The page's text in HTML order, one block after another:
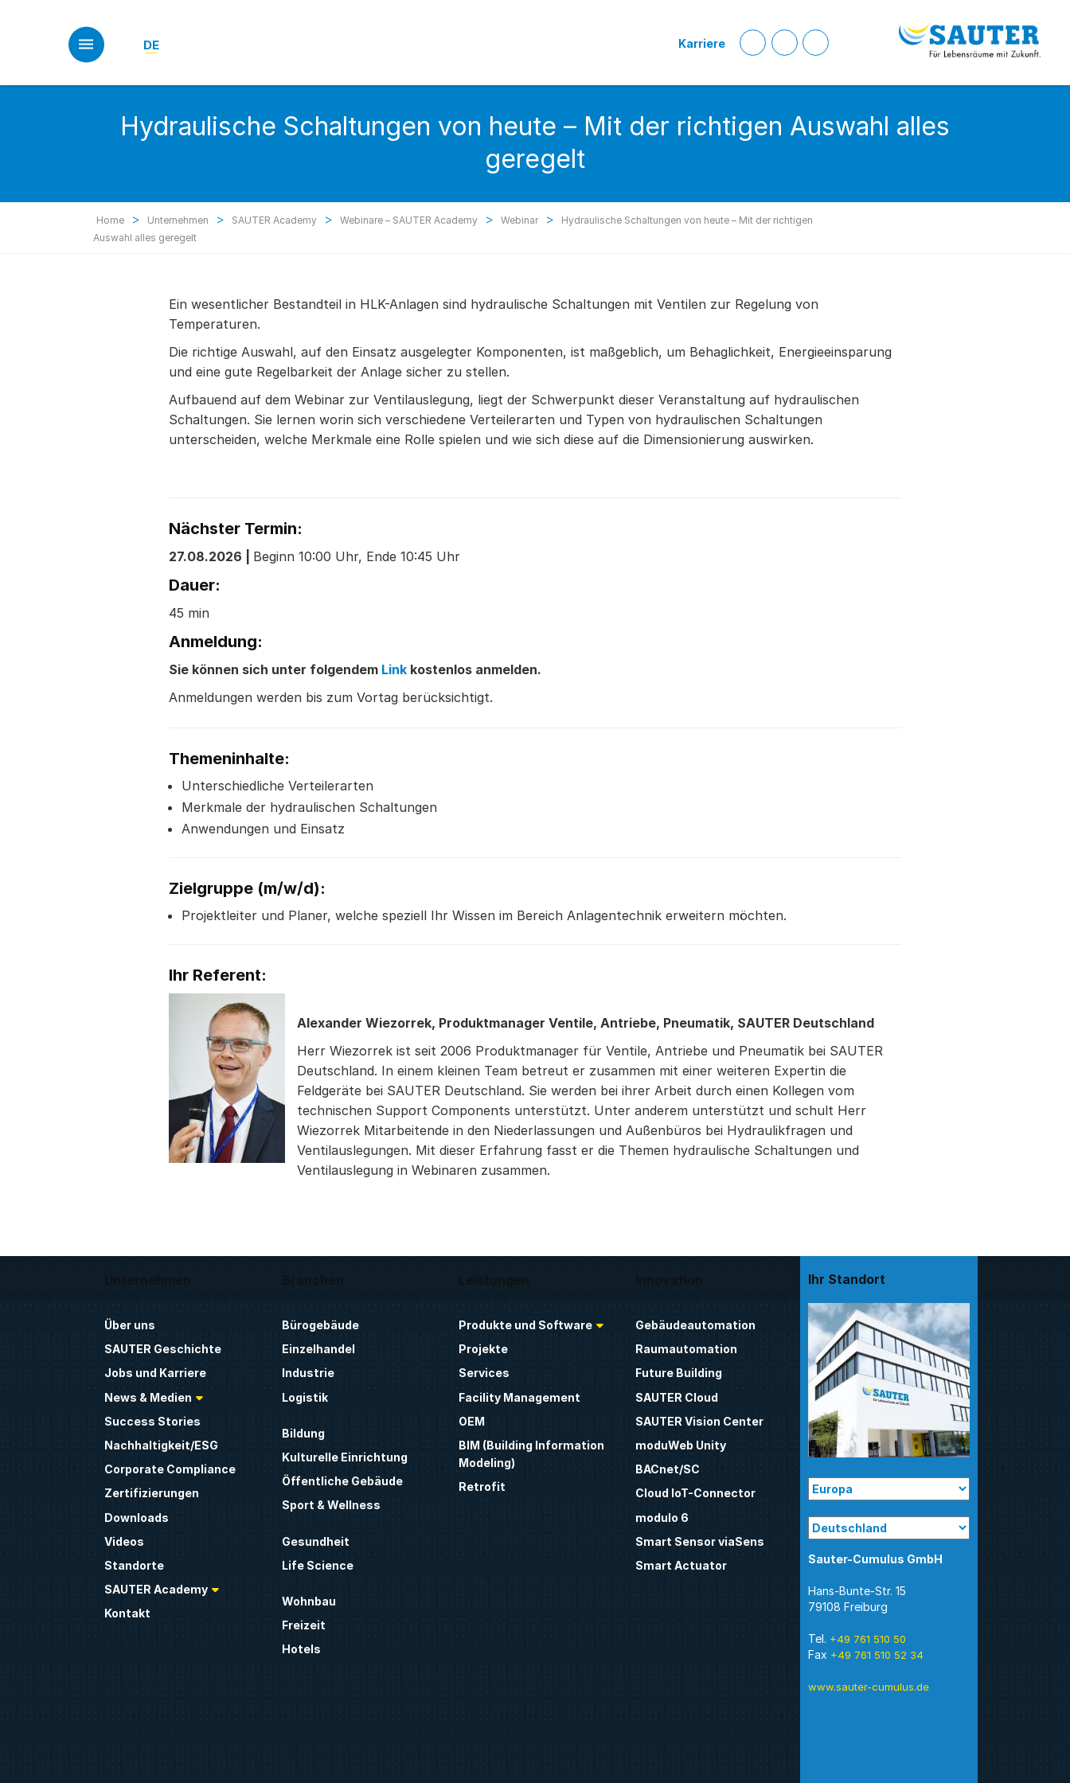
DE Karriere
Hydraulische Schaltungen von heute – Mit der richtigen Auswahl alles
geregelt
Home > Unternehmen > SAUTER Academy > Webinare – SAUTER Academy > Webinar >
Hydraulische Schaltungen von heute – Mit der richtigen
Auswahl alles geregelt
Ein wesentlicher Bestandteil in HLK-Anlagen sind hydraulische Schaltungen mit Ventilen zur Regelung von
Temperaturen.
Die richtige Auswahl, auf den Einsatz ausgelegter Komponenten, ist maßgeblich, um Behaglichkeit, Energieeinsparung
und eine gute Regelbarkeit der Anlage sicher zu stellen.
Aufbauend auf dem Webinar zur Ventilauslegung, liegt der Schwerpunkt dieser Veranstaltung auf hydraulischen
Schaltungen. Sie lernen worin sich verschiedene Verteilerarten und Typen von hydraulischen Schaltungen
unterscheiden, welche Merkmale eine Rolle spielen und wie sich diese auf die Dimensionierung auswirken.
Nächster Termin:
27.08.2026 | Beginn 10:00 Uhr, Ende 10:45 Uhr
Dauer:
45 min
Anmeldung:
Sie können sich unter folgendem Link kostenlos anmelden.
Anmeldungen werden bis zum Vortag berücksichtigt.
Themeninhalte:
Unterschiedliche Verteilerarten
Merkmale der hydraulischen Schaltungen
Anwendungen und Einsatz
Zielgruppe (m/w/d):
Projektleiter und Planer, welche speziell Ihr Wissen im Bereich Anlagentechnik erweitern möchten.
Ihr Referent:
Alexander Wiezorrek, Produktmanager Ventile, Antriebe, Pneumatik, SAUTER Deutschland
Herr Wiezorrek ist seit 2006 Produktmanager für Ventile, Antriebe und Pneumatik bei SAUTER
Deutschland. In einem kleinen Team betreut er zusammen mit einer weiteren Expertin die
Feldgeräte bei SAUTER Deutschland. Sie werden bei ihrer Arbeit durch einen Kollegen vom
technischen Support Components unterstützt. Unter anderem unterstützt und schult Herr
Wiezorrek Mitarbeitende in den Niederlassungen und Außenbüros bei Hydraulikfragen und
Ventilauslegungen. Mit dieser Erfahrung fasst er die Themen hydraulische Schaltungen und
Ventilauslegung in Webinaren zusammen.
Unternehmen
Über uns
SAUTER Geschichte
Jobs und Karriere
News & Medien
Success Stories
Nachhaltigkeit/ESG
Corporate Compliance
Zertifizierungen
Downloads
Videos
Standorte
SAUTER Academy
Kontakt
Branchen
Bürogebäude
Einzelhandel
Industrie
Logistik
Bildung
Kulturelle Einrichtung
Öffentliche Gebäude
Sport & Wellness
Gesundheit
Life Science
Wohnbau
Freizeit
Hotels
Leistungen
Produkte und Software
Projekte
Services
Facility Management
OEM
BIM (Building Information
Modeling)
Retrofit
Innovation
Gebäudeautomation
Raumautomation
Future Building
SAUTER Cloud
SAUTER Vision Center
moduWeb Unity
BACnet/SC
Cloud IoT-Connector
modulo 6
Smart Sensor viaSens
Smart Actuator
Ihr Standort
Sauter-Cumulus GmbH
Hans-Bunte-Str. 15
79108 Freiburg
Tel. +49 761 510 50
Fax +49 761 510 52 34
www.sauter-cumulus.de